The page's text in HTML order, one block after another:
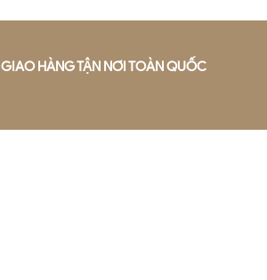
GIAO HÀNG TẬN NƠI TOÀN QUỐC